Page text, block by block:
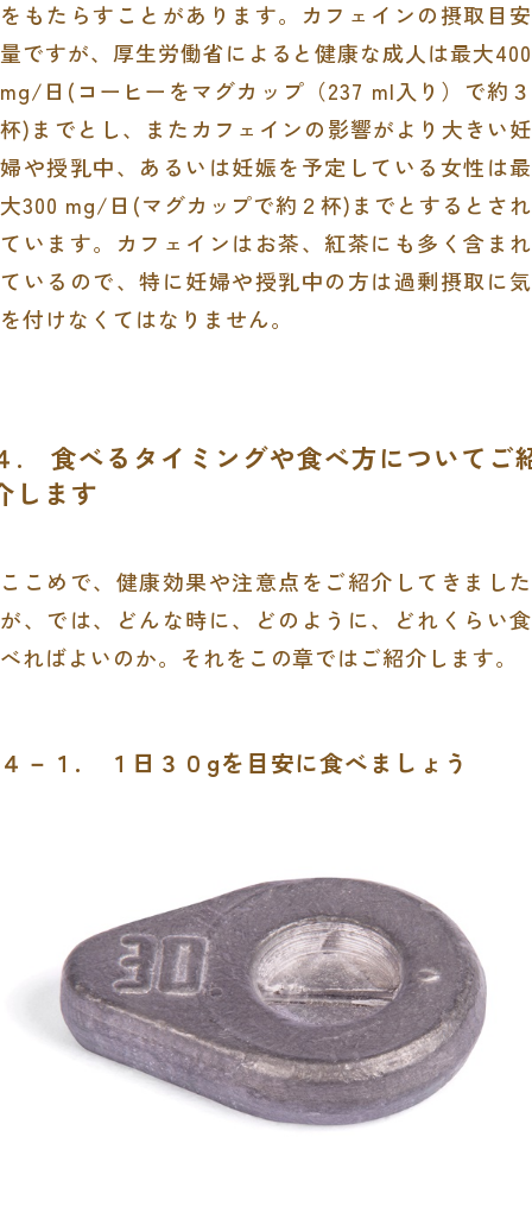
をもたらすことがあります。カフェインの摂取目安
量ですが、厚生労働省によると健康な成人は最大400
mg/日 ( コーヒーをマグカップ（237 ml入り）で約３
杯)までとし、またカフェインの影響がより大きい妊
婦や授乳中、あるいは妊娠を予定している女性は最
大300 mg/日 (マグカップで約２杯)までとするとされ
ています。カフェインはお茶、紅茶にも多く含まれ
ているので、特に妊婦や授乳中の方は過剰摂取に気
を付けなくてはなりません。
. 食べるタイミングや食べ方についてご
します
ここめで、健康効果や注意点をご紹介してきました
が、では、どんな時に、どのように、どれくらい食
べればよいのか。それをこの章ではご紹介します。
４－１. １日３０ gを目安に食べましょう